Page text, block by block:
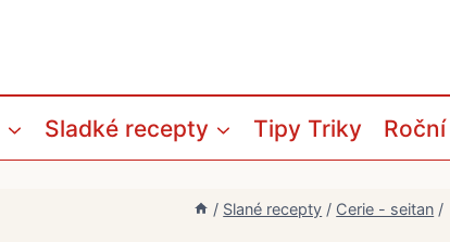
Sladké recepty Tipy Triky
/ Slané recepty / Cerie - seitan /